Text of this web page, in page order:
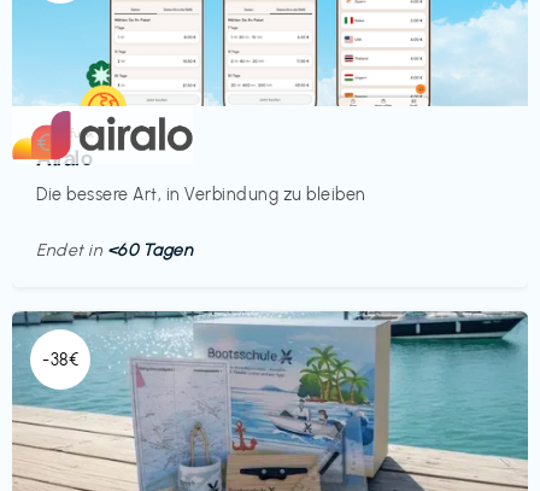
Mobilfunk
Airalo
Die bessere Art, in Verbindung zu bleiben
€‎
Endet in <60 Tagen
-38€